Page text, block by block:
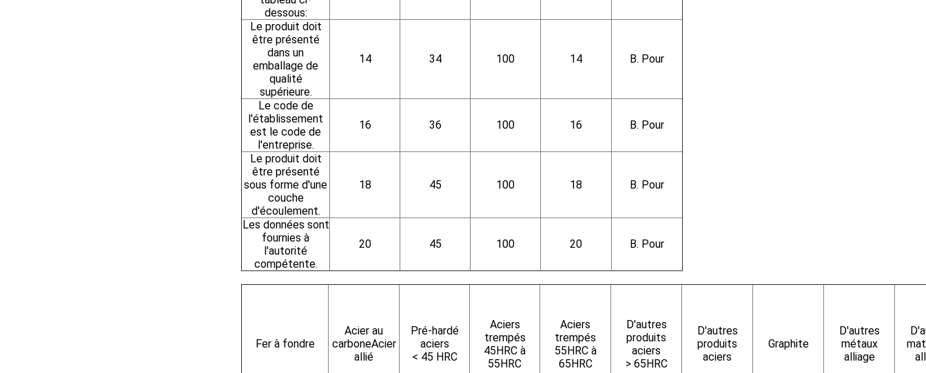
dessous:
Le produit doit
être présenté
dans un
emballage de
qualité
supérieure.
14 34 100 14 B. Pour
Le code de
l'établissement
est le code de
l'entreprise.
16 36 100 16 B. Pour
Le produit doit
être présenté
sous forme d'une
couche
d'écoulement.
18 45 100 18 B. Pour
Les données sont
fournies à
l'autorité
compétente.
20 45 100 20 B. Pour
Fer à fondre
Acier au
carboneAcier
allié
Pré-hardé
aciers
< 45 HRC
Aciers
trempés
45HRC à
55HRC
Aciers
trempés
55HRC à
65HRC
D'autres
produits
aciers
> 65HRC
D'autres
produits
aciers
Graphite
D'autres
métaux
alliage